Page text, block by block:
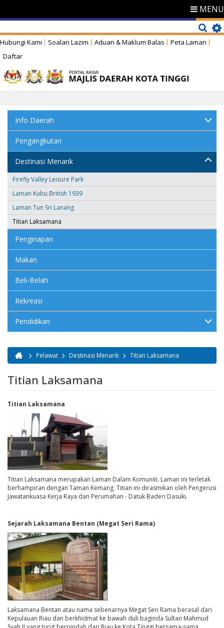
MENU
Hubungi Kami Soalan Lazim Aduan & Maklum Balas
Peta Laman
Daftar
Info Daerah
Pengangkutan
Destinasi Menarik
Firefly Valley Leisure Park
Laman Kubu British 1939
Laman Tun Sri Lanang
Titian Laksamana
Penginapan
Makan
Beli-Belah
Rekreasi
Pendidikan
Anda di sini
Pelawat Destinasi Menarik Titian Laksamana
Titian Laksamana
Titian Laksamana
Titian Laksamana merupakan Laman Dalam Komuniti. Laman ini terletak
berhampiran dengan Taman Kemang. Titian ini dirasmikan oleh Pengerusi
Jawatankuasa Kerja Raya dan Perumahan - Datuk Baderi Dasuki.
Sejarah Laksamana Bentan (Megat Seri Rama)
Laksamana Bentan atau nama sebenarnya Megat Seri Rama berasal dari
Kepulauan Riau dan berkhidmat ke bawah duli baginda Sultan Mahmud